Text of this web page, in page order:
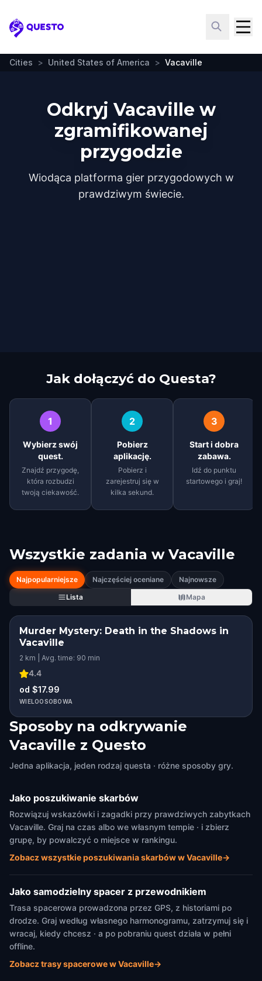
Questo
Cities > United States of America > Vacaville
Odkryj Vacaville w
zgramifikowanej
przygodzie
Wiodąca platforma gier przygodowych w
prawdziwym świecie.
Jak dołączyć do Questa?
1
Wybierz swój
quest.
Znajdź przygodę,
która rozbudzi
twoją ciekawość.
2
Pobierz
aplikację.
Pobierz i
zarejestruj się w
kilka sekund.
3
Start i dobra
zabawa.
Idź do punktu
startowego i graj!
Wszystkie zadania w Vacaville
Najpopularniejsze Najczęściej oceniane
Najnowsze
Lista
Mapa
Murder Mystery: Death in the Shadows in
Vacaville
2 km | Avg. time: 90 min
4.4
od $17.99
WIELOOSOBOWA
Sposoby na odkrywanie
Vacaville z Questo
Jedna aplikacja, jeden rodzaj questa · różne sposoby gry.
Jako poszukiwanie skarbów
Rozwiązuj wskazówki i zagadki przy prawdziwych zabytkach
Vacaville. Graj na czas albo we własnym tempie · i zbierz
grupę, by powalczyć o miejsce w rankingu.
Zobacz wszystkie poszukiwania skarbów w Vacaville→
Jako samodzielny spacer z przewodnikiem
Trasa spacerowa prowadzona przez GPS, z historiami po
drodze. Graj według własnego harmonogramu, zatrzymuj się i
wracaj, kiedy chcesz · a po pobraniu quest działa w pełni
offline.
Zobacz trasy spacerowe w Vacaville→